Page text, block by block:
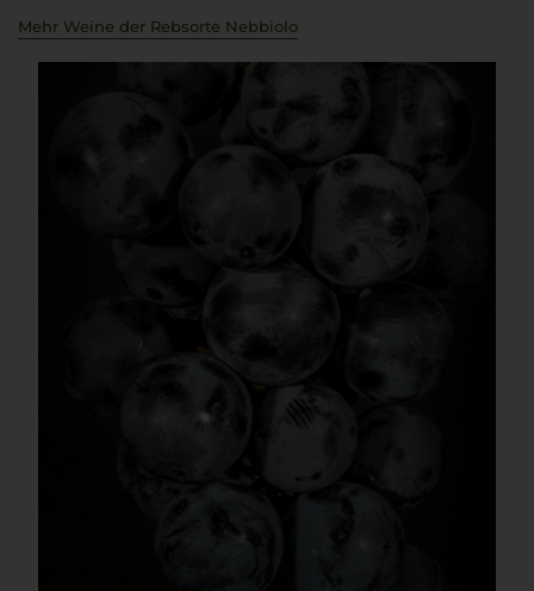
Mehr Weine der Rebsorte Nebbiolo